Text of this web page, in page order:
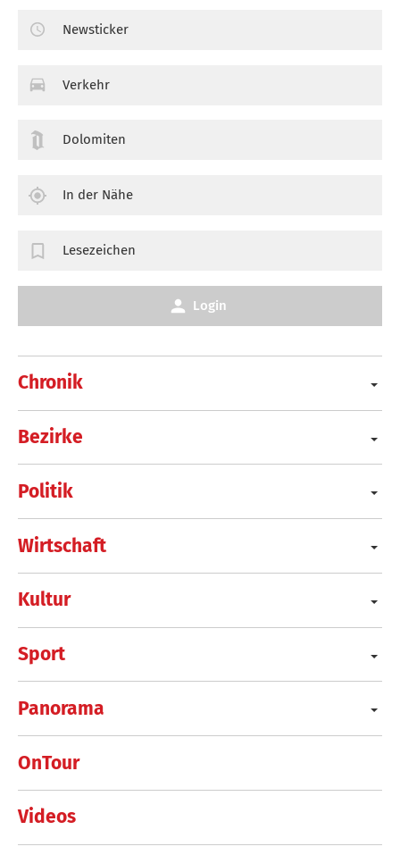
Chronik
Bezirke
Politik
Wirtschaft
Kultur
Sport
Panorama
OnTour
Videos
Newsticker
Verkehr
Dolomiten
In der Nähe
Lesezeichen
Login